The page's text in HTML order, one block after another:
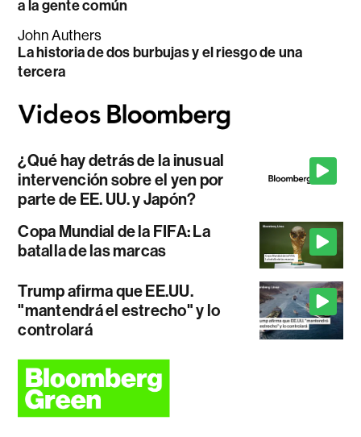
a la gente común
John Authers
La historia de dos burbujas y el riesgo de una
tercera
¿Qué hay detrás de la inusual
intervención sobre el yen por
parte de EE. UU. y Japón?
Copa Mundial de la FIFA: La
batalla de las marcas
Trump afirma que EE.UU.
"mantendrá el estrecho" y lo
controlará